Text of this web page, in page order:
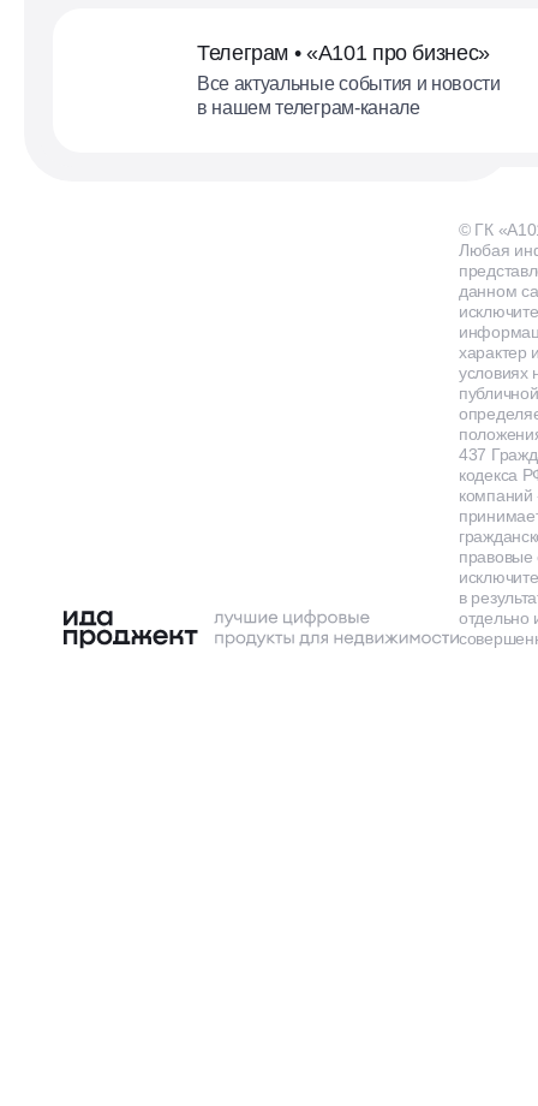
Телеграм • «А101 про бизнес»
Все актуальные события и новости
в нашем телеграм-канале
© ГК
Любая
данном
характер
условиях
437
кодекса
правовые
в
отдельно